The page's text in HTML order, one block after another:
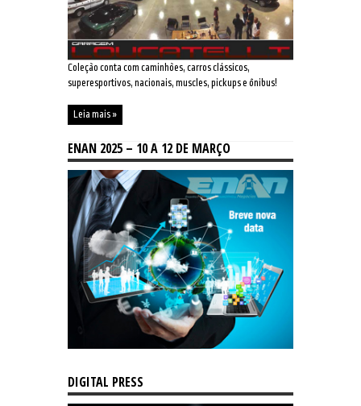
Coleção conta com caminhões, carros clássicos,
superesportivos, nacionais, muscles, pickups e ônibus!
Leia mais »
ENAN 2025 – 10 A 12 DE MARÇO
DIGITAL PRESS